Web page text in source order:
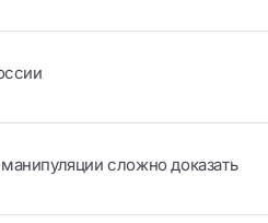
сложно доказать